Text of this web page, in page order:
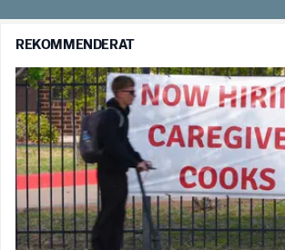
REKOMMENDERAT